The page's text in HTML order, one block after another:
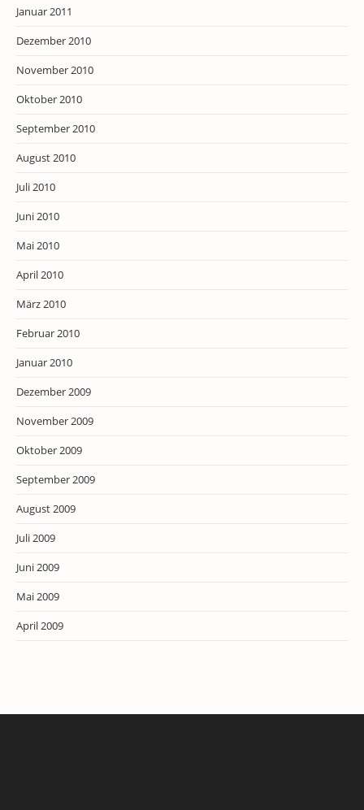
Januar 2011
Dezember 2010
November 2010
Oktober 2010
September 2010
August 2010
Juli 2010
Juni 2010
Mai 2010
April 2010
März 2010
Februar 2010
Januar 2010
Dezember 2009
November 2009
Oktober 2009
September 2009
August 2009
Juli 2009
Juni 2009
Mai 2009
April 2009